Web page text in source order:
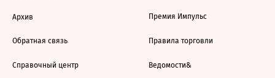
Архив
Обратная связь
Справочный центр
Премия Импульс
Правила торговли
Ведомости&